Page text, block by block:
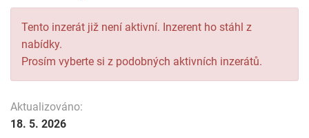
Tento inzerát již není aktivní. Inzerent ho stáhl z
nabídky.
Prosím vyberte si z podobných aktivních inzerátů.
Aktualizováno:
18. 5. 2026